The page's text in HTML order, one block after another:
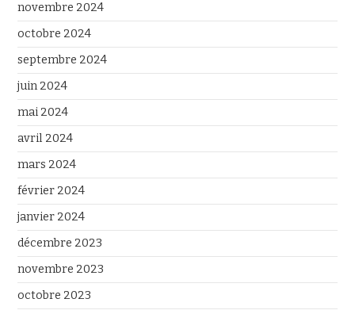
novembre 2024
octobre 2024
septembre 2024
juin 2024
mai 2024
avril 2024
mars 2024
février 2024
janvier 2024
décembre 2023
novembre 2023
octobre 2023